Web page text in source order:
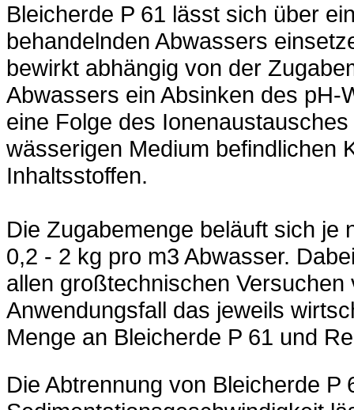
Bleicherde P 61 lässt sich über
behandelnden Abwassers
bewirkt abhängig von der
Abwassers ein Absinken des
eine Folge des
wässerigen Medium befindlichen
Inhaltsstoffen.
Die Zugabemenge beläuft sich je
0,2 - 2 kg pro m3 Abwasser.
allen großtechnischen
Anwendungsfall das jeweils
Menge an Bleicherde P 61 und
Die Abtrennung von Bleicherde P